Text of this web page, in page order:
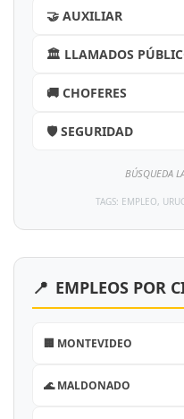
🤝 AUXILIAR
🏛️ LLAMADOS
🚚 CHOFERES
🛡️ SEGURIDAD
BÚSQUEDA
TAGS: EMPLEO,
📍 EMPLEOS POR
🏢 MONTEVIDEO
🌊 MALDONADO